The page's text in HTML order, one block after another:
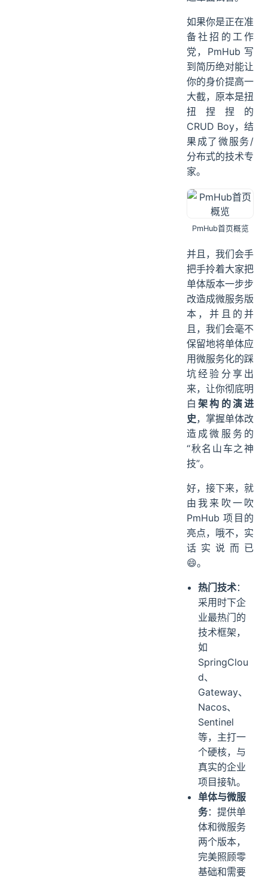
如果你是正在准
备社招的工作
党，PmHub 写
到简历绝对能让
你的身价提高一
大截，原本是扭
扭捏捏的
CRUD Boy，结
果成了微服务/
分布式的技术专
家。
PmHub首页概览
并且，我们会手
把手拎着大家把
单体版本一步步
改造成微服务版
本，并且的并
且，我们会毫不
保留地将单体应
用微服务化的踩
坑经验分享出
来，让你彻底明
白架构的演进
史，掌握单体改
造成微服务的
“秋名山车之神
技”。
好，接下来，就
由我来吹一吹
PmHub 项目的
亮点，哦不，实
话实说而已
😄。
热门技术：
采用时下企
业最热门的
技术框架，
如
SpringClou
d、
Gateway、
Nacos、
Sentinel
等，主打一
个硬核，与
真实的企业
项目接轨。
单体与微服
务：提供单
体和微服务
两个版本，
完美照顾零
基础和需要